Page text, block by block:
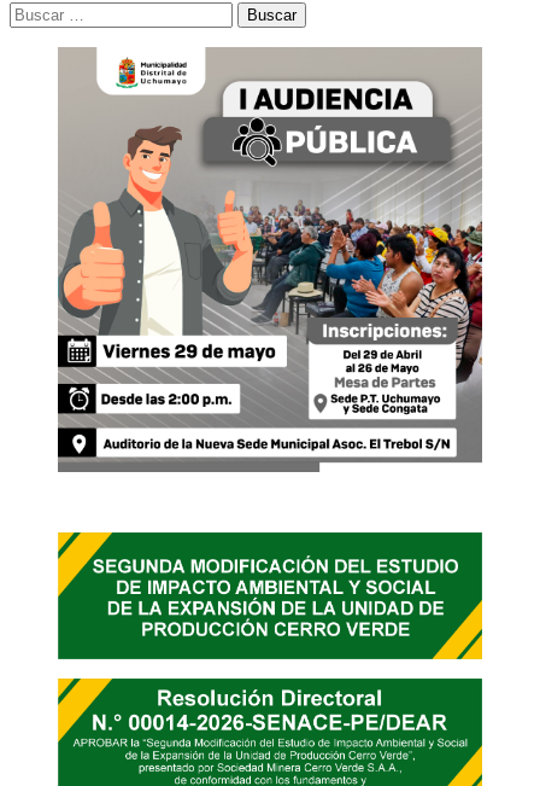
Buscar: